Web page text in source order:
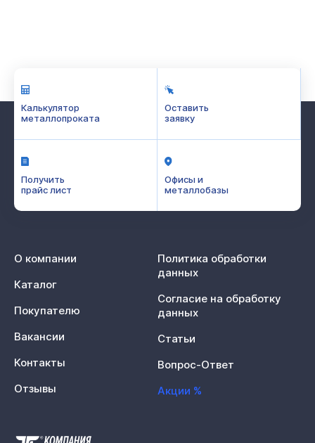
Калькулятор
металлопроката
Оставить
заявку
Получить
прайс лист
Офисы и
металлобазы
О компании
Каталог
Покупателю
Вакансии
Контакты
Отзывы
Политика обработки
данных
Согласие на обработку
данных
Статьи
Вопрос-Ответ
Акции %